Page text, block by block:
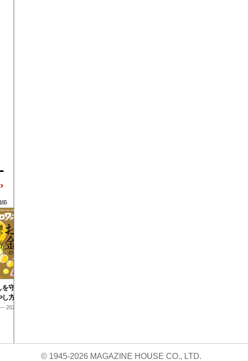
守るお金
方。
2026.05.09
© 1945-2026 MAGAZINE HOUSE CO., LTD.